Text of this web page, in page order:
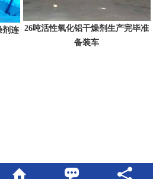
剂连 26吨活性氧化铝干燥剂生产完毕准
备装车